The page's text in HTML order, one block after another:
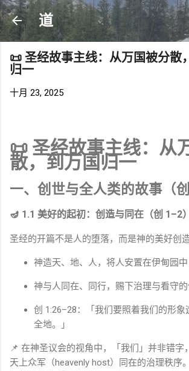
跳至主要内容
道
📜 圣经故事主线：从万国被分散
归一
十月 23, 2025
📜 圣经故事主线：从
散，到万国归一
一、创世与全人类的故事（创
🪔 1.1 美好的起初：创造与同在（创 1–2）
圣经的开篇不是人的堕落，而是神的美好创造
神造天、地、人，将人安置在伊甸园中
神与人同在、同行，赐下治理与看守的
创 1:26–28：「我们要照着我们的形
全地。」
📌 在神圣议会的视角中，「我们」并非错字
天上众军（heavenly host）同在的治理秩序。